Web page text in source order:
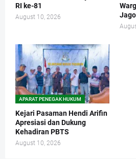
RI ke-81
August 10, 2026
APARAT PENEGAK HUKUM
Kejari Pasaman Hendi Arifin
Apresiasi dan Dukung
Kehadiran PBTS
August 10, 2026